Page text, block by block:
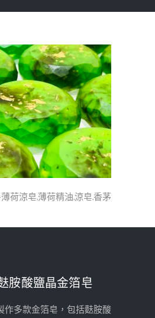
荷涼皂,薄荷精油,涼皂,香茅
胺酸鹽晶金箔皂
作多款金箔皂，包括麩胺酸